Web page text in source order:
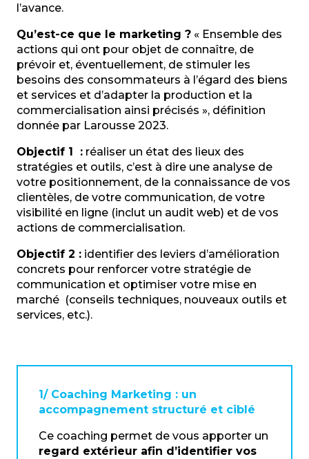
l’avance.
Qu’est-ce que le marketing ? « Ensemble des
actions qui ont pour objet de connaître, de
prévoir et, éventuellement, de stimuler les
besoins des consommateurs à l’égard des biens
et services et d’adapter la production et la
commercialisation ainsi précisés », définition
donnée par Larousse 2023.
Objectif 1 : réaliser un état des lieux des
stratégies et outils, c’est à dire une analyse de
votre positionnement, de la connaissance de vos
clientèles, de votre communication, de votre
visibilité en ligne (inclut un audit web) et de vos
actions de commercialisation.
Objectif 2 : identifier des leviers d’amélioration
concrets pour renforcer votre stratégie de
communication et optimiser votre mise en
marché (conseils techniques, nouveaux outils et
services, etc.).
1/ Coaching Marketing : un
accompagnement structuré et ciblé
Ce coaching permet de vous apporter un
regard extérieur afin d’identifier vos